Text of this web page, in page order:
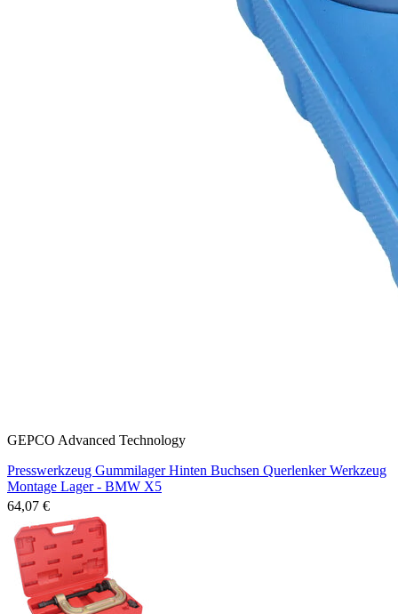
GEPCO Advanced Technology
Presswerkzeug Gummilager Hinten Buchsen Querlenker Werkzeug
Montage Lager - BMW X5
64,07 €